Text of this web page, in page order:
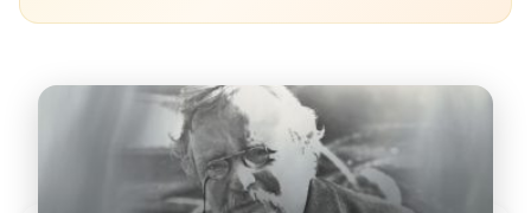
она нужна была вчера: в приеме лекарств образовался